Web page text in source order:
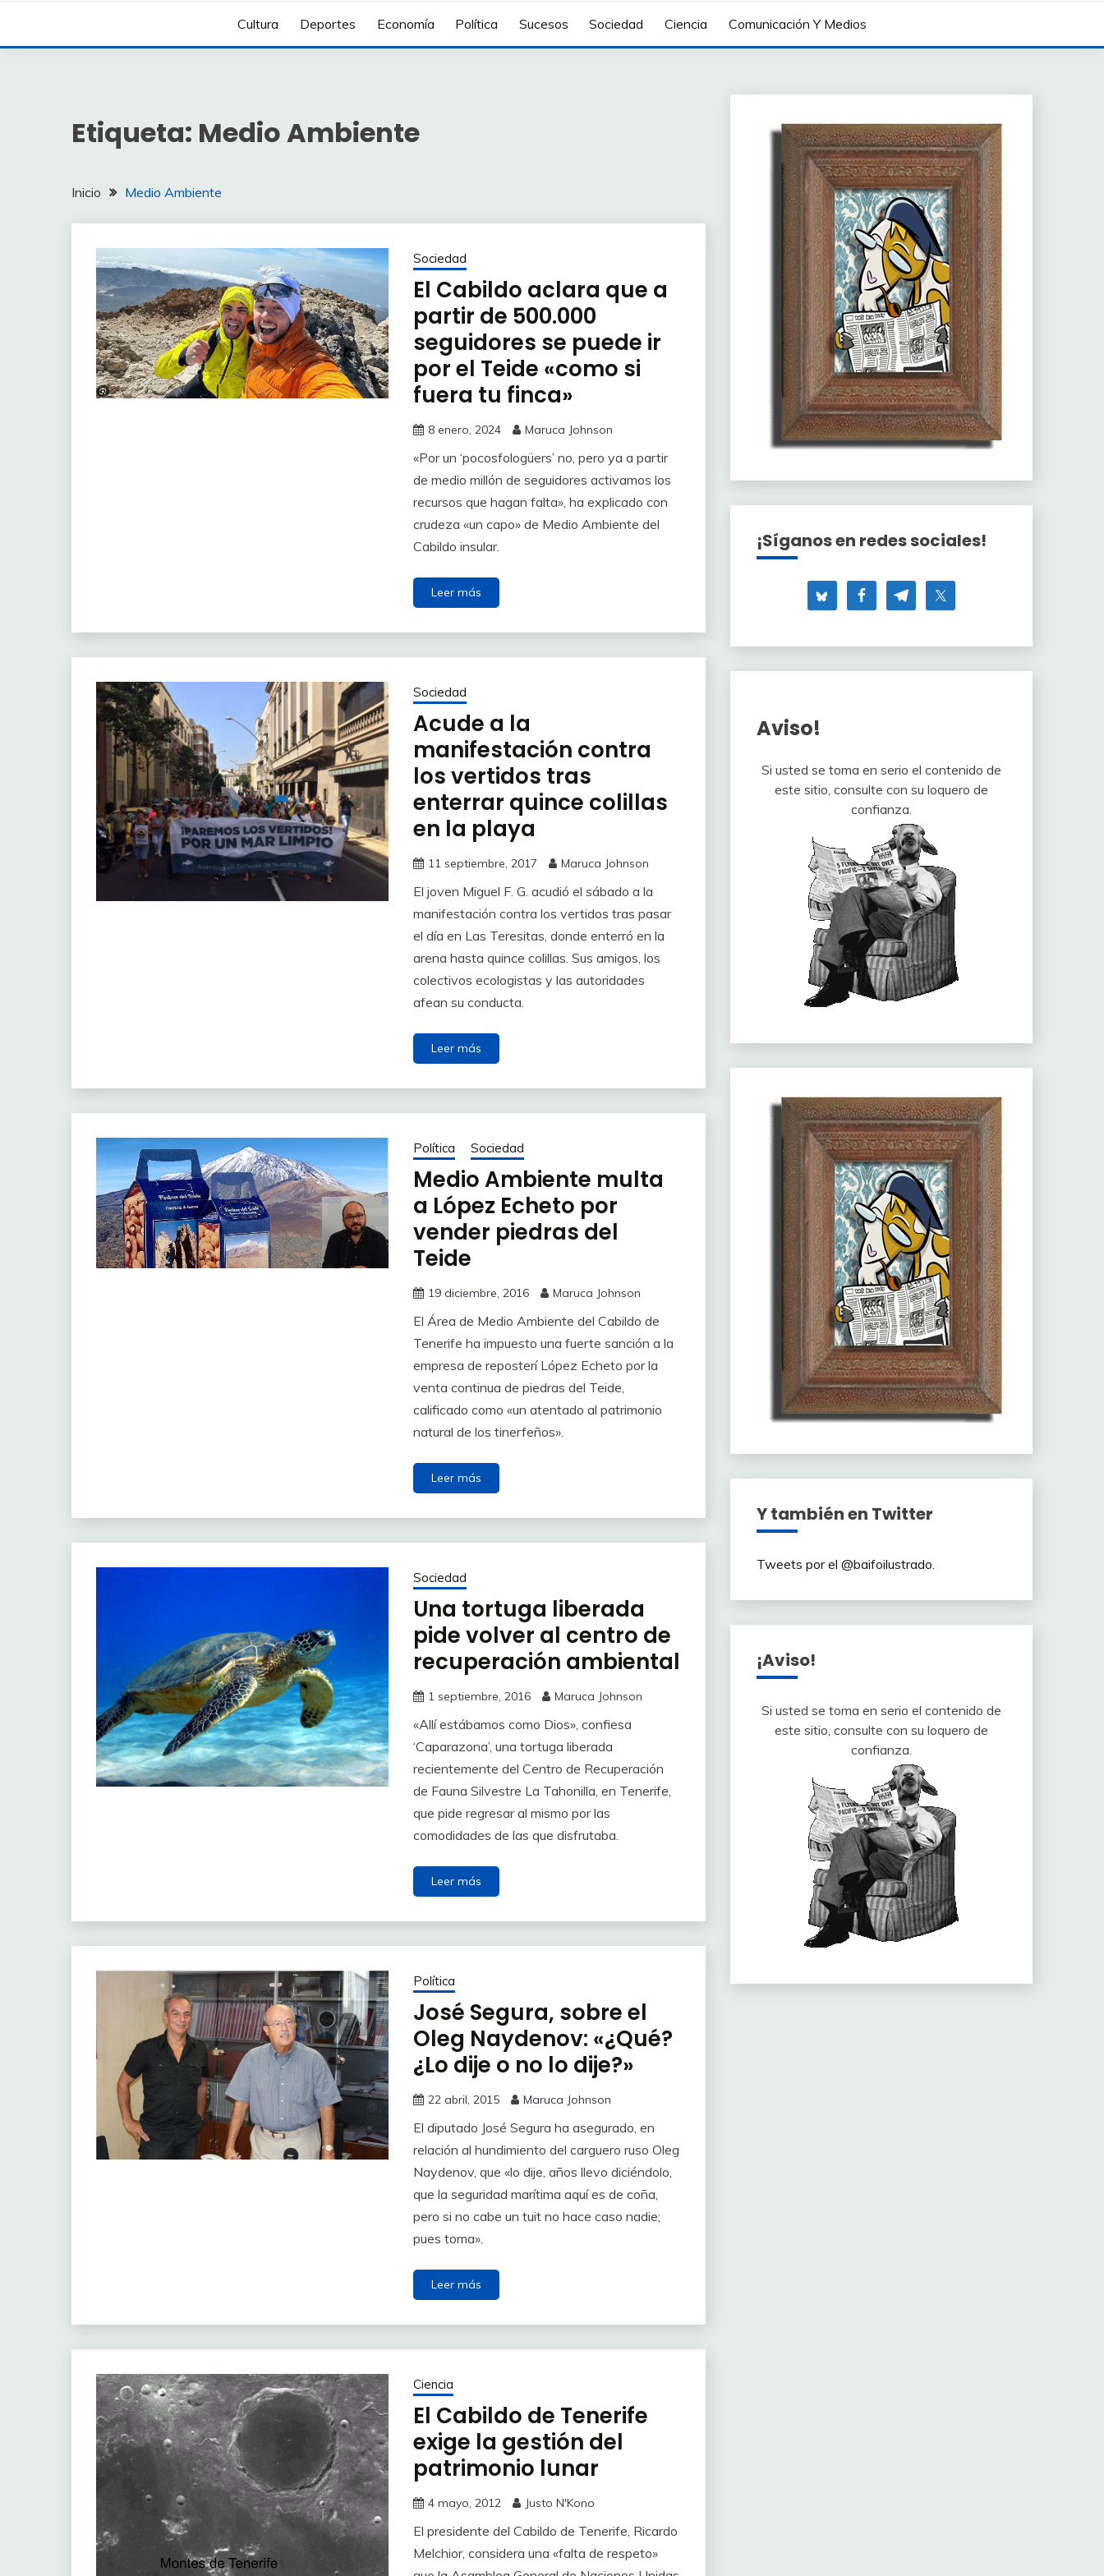
Cultura Deportes Economía Política Sucesos Sociedad Ciencia Comunicación Y Medios
Etiqueta: Medio Ambiente
Inicio Medio Ambiente
Sociedad
El Cabildo aclara que a
partir de 500.000
seguidores se puede ir
por el Teide «como si
fuera tu finca»
8 enero, 2024 Maruca Johnson
«Por un ‘pocosfologüers’ no, pero ya a partir
de medio millón de seguidores activamos los
recursos que hagan falta», ha explicado con
crudeza «un capo» de Medio Ambiente del
Cabildo insular.
Leer más
Sociedad
Acude a la
manifestación contra
los vertidos tras
enterrar quince colillas
en la playa
11 septiembre, 2017 Maruca Johnson
El joven Miguel F. G. acudió el sábado a la
manifestación contra los vertidos tras pasar
el día en Las Teresitas, donde enterró en la
arena hasta quince colillas. Sus amigos, los
colectivos ecologistas y las autoridades
afean su conducta.
Leer más
Política Sociedad
Medio Ambiente multa
a López Echeto por
vender piedras del
Teide
19 diciembre, 2016 Maruca Johnson
El Área de Medio Ambiente del Cabildo de
Tenerife ha impuesto una fuerte sanción a la
empresa de reposterí López Echeto por la
venta continua de piedras del Teide,
calificado como «un atentado al patrimonio
natural de los tinerfeños».
Leer más
Sociedad
Una tortuga liberada
pide volver al centro de
recuperación ambiental
1 septiembre, 2016 Maruca Johnson
«Allí estábamos como Dios», confiesa
‘Caparazona’, una tortuga liberada
recientemente del Centro de Recuperación
de Fauna Silvestre La Tahonilla, en Tenerife,
que pide regresar al mismo por las
comodidades de las que disfrutaba.
Leer más
Política
José Segura, sobre el
Oleg Naydenov: «¿Qué?
¿Lo dije o no lo dije?»
22 abril, 2015 Maruca Johnson
El diputado José Segura ha asegurado, en
relación al hundimiento del carguero ruso Oleg
Naydenov, que «lo dije, años llevo diciéndolo,
que la seguridad marítima aquí es de coña,
pero si no cabe un tuit no hace caso nadie;
pues toma».
Leer más
Ciencia
El Cabildo de Tenerife
exige la gestión del
patrimonio lunar
4 mayo, 2012 Justo N'Kono
El presidente del Cabildo de Tenerife, Ricardo
Melchior, considera una «falta de respeto»
¡Síganos en redes sociales!
Aviso!
Si usted se toma en serio el contenido de
este sitio, consulte con su loquero de
confianza.
Y también en Twitter
Tweets por el @baifoilustrado.
¡Aviso!
Si usted se toma en serio el contenido de
este sitio, consulte con su loquero de
confianza.